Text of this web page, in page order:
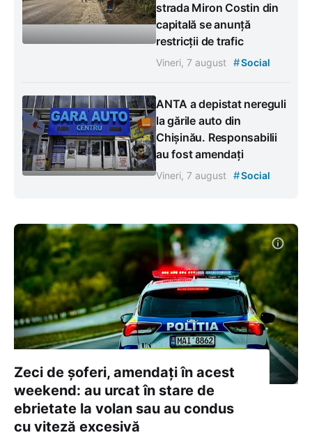
strada Miron Costin din
capitală se anunță
restricții de trafic
Vineri, 7 august #Social
ANTA a depistat nereguli
la gările auto din
Chișinău. Responsabilii
au fost amendați
Vineri, 7 august #Social
Zeci de șoferi, amendați în acest
weekend: au urcat în stare de
ebrietate la volan sau au condus
cu viteză excesivă